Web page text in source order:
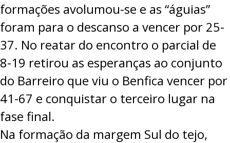
formações avolumou-se e as “águias”
foram para o descanso a vencer por 25-
37. No reatar do encontro o parcial de
8-19 retirou as esperanças ao conjunto
do Barreiro que viu o Benfica vencer por
41-67 e conquistar o terceiro lugar na
fase final.
Na formação da margem Sul do tejo,